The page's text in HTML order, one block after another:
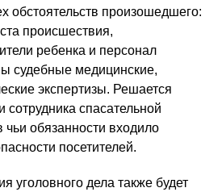
обстоятельств произошедшего:
происшествия,
ребенка и персонал
судебные медицинские,
экспертизы. Решается
сотрудника спасательной
обязанности входило
посетителей.
уголовного дела также будет